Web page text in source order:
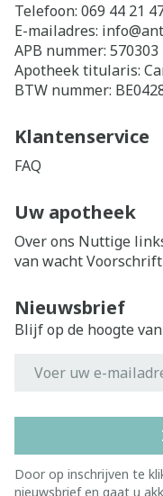
Telefoon: 069 44 21
E-mailadres: info@
APB nummer: 570303
Apotheek titularis:
BTW nummer:
Klantenservice
FAQ
Uw apotheek
Over ons Nuttige
van wachtVoorschrift
Nieuwsbrief
Blijf op de hoogte
Door op inschrijven te
nieuwsbrief en gaat u